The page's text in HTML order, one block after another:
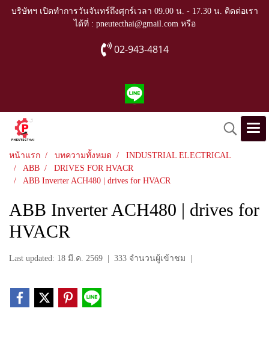
บริษัทฯ เปิดทำการวันจันทร์ถึงศุกร์เวลา 09.00 น. - 17.30 น. ติดต่อเรา
ได้ที่ : pneutecthai@gmail.com หรือ
02-943-4814
หน้าแรก บทความทั้งหมด
INDUSTRIAL ELECTRICAL
ABB
DRIVES FOR HVACR
ABB Inverter ACH480 | drives for HVACR
ABB Inverter ACH480 | drives for
HVACR
Last updated: 18 มี.ค. 2569 333 จำนวนผู้เข้าชม